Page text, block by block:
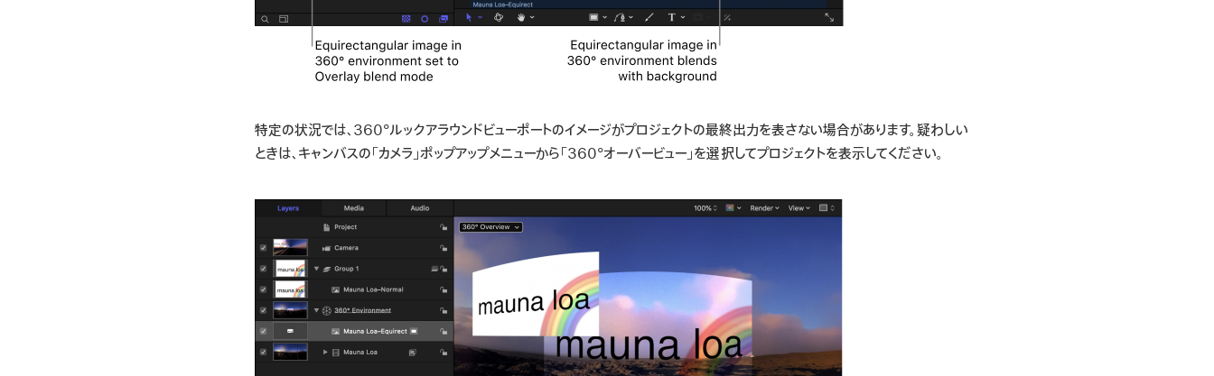
特定の状況では、360°ルックアラウンドビューポートのイメージがプロジェクトの最終出力を表さない場合があります。疑わしい
ときは、キャンバスの「カメラ」ポップアップメニューから「360°オーバービュー」を選択してプロジェクトを表示してください。